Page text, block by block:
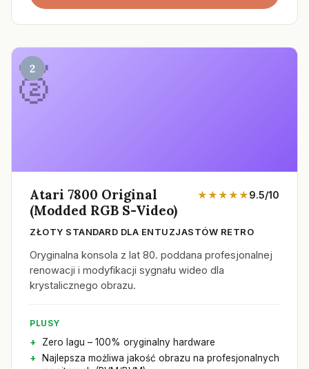
2
Atari 7800 Original
(Modded RGB S-Video)
★★★★★9.5/10
ZŁOTY STANDARD DLA ENTUZJASTÓW RETRO
Oryginalna konsola z lat 80. poddana profesjonalnej
renowacji i modyfikacji sygnału wideo dla
krystalicznego obrazu.
PLUSY
Zero lagu – 100% oryginalny hardware
Najlepsza możliwa jakość obrazu na profesjonalnych